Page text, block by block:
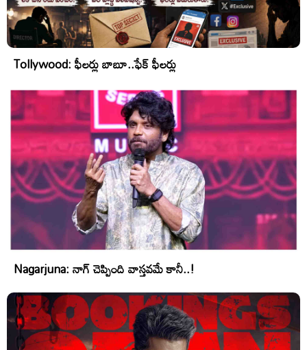
Tollywood: ఫీలర్లు బాబూ..ఫేక్ ఫీలర్లు
Nagarjuna: నాగ్ చెప్పింది వాస్తవమే కానీ..!